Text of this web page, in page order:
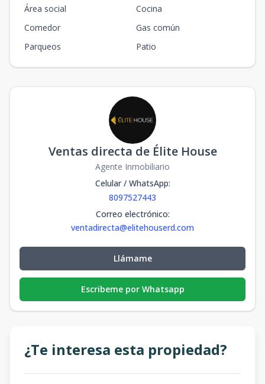
Área social
Cocina
Comedor
Gas común
Parqueos
Patio
Ventas directa de Élite House
Agente Inmobiliario
Celular / WhatsApp:
8097527443
Correo electrónico:
ventadirecta@elitehouserd.com
Llámame
Escribeme por Whatsapp
¿Te interesa esta propiedad?